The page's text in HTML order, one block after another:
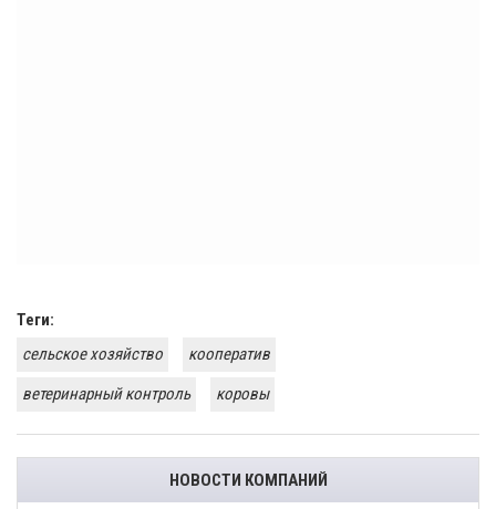
Теги:
сельское хозяйство
кооператив
ветеринарный контроль
коровы
НОВОСТИ КОМПАНИЙ